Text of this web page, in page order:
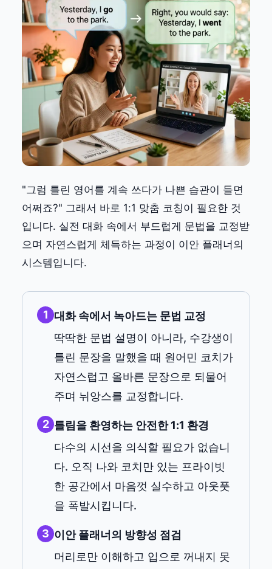
"그럼 틀린 영어를 계속 쓰다가 나쁜 습관이 들면
어쩌죠?" 그래서 바로 1:1 맞춤 코칭이 필요한 것
입니다. 실전 대화 속에서 부드럽게 문법을 교정받
으며 자연스럽게 체득하는 과정이 이안 플래너의
시스템입니다.
1 대화 속에서 녹아드는 문법 교정
딱딱한 문법 설명이 아니라, 수강생이
틀린 문장을 말했을 때 원어민 코치가
자연스럽고 올바른 문장으로 되물어
주며 뉘앙스를 교정합니다.
2 틀림을 환영하는 안전한 1:1 환경
다수의 시선을 의식할 필요가 없습니
다. 오직 나와 코치만 있는 프라이빗
한 공간에서 마음껏 실수하고 아웃풋
을 폭발시킵니다.
3 이안 플래너의 방향성 점검
머리로만 이해하고 입으로 꺼내지 못